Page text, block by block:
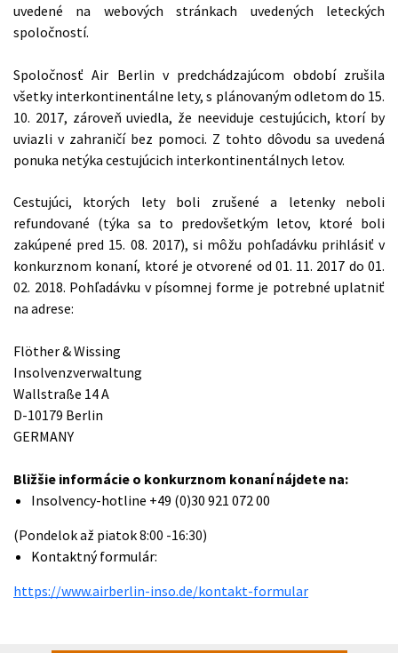
uvedené na webových stránkach uvedených leteckých
spoločností.
Spoločnosť Air Berlin v predchádzajúcom období zrušila
všetky interkontinentálne lety, s plánovaným odletom do 15.
10. 2017, zároveň uviedla, že neeviduje cestujúcich, ktorí by
uviazli v zahraničí bez pomoci. Z tohto dôvodu sa uvedená
ponuka netýka cestujúcich interkontinentálnych letov.
Cestujúci, ktorých lety boli zrušené a letenky neboli
refundované (týka sa to predovšetkým letov, ktoré boli
zakúpené pred 15. 08. 2017), si môžu pohľadávku prihlásiť v
konkurznom konaní, ktoré je otvorené od 01. 11. 2017 do 01.
02. 2018. Pohľadávku v písomnej forme je potrebné uplatniť
na adrese:
Flöther & Wissing
Insolvenzverwaltung
Wallstraße 14 A
D-10179 Berlin
GERMANY
Bližšie informácie o konkurznom konaní nájdete na:
Insolvency-hotline +49 (0)30 921 072 00
(Pondelok až piatok 8:00 -16:30)
Kontaktný formulár:
https://www.airberlin-inso.de/kontakt-formular